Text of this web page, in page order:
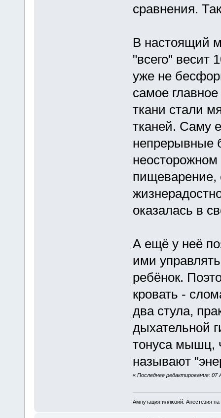
сравнения.
В настоящий
"всего" весит
уже не
самое
ткани стали
тканей. Саму
непрерывные
пищеварение,
оказалась в
А ещё у неё
ими
ребёнок.
кровать -
два стула,
дыхательной
тонуса мышц,
называют
« Последнее редактирование: 07
Ампутация иллюзий. Анестезия на